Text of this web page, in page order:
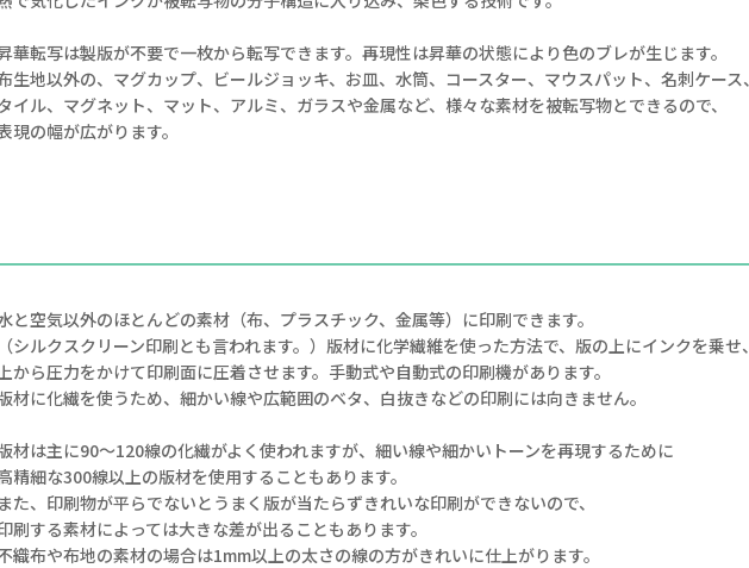
華転写は製版が不要で一枚から転写できます。再現性は昇華の状態により色のブレが生じます。
生地以外の、マグカップ、ビールジョッキ、お皿、水筒、コースター、マウスパット、名刺ケース、
イル、マグネット、マット、アルミ、ガラスや金属など、様々な素材を被転写物とできるので、
現の幅が広がります。
と空気以外のほとんどの素材（布、プラスチック、金属等）に印刷できます。
（シルクスクリーン印刷とも言われます。）版材に化学繊維を使った方法で、版の上にインクを乗せ、
上から圧力をかけて印刷面に圧着させます。手動式や自動式の印刷機があります。
材に化繊を使うため、細かい線や広範囲のベタ、白抜きなどの印刷には向きません。
材は主に90～120線の化繊がよく使われますが、細い線や細かいトーンを再現するために
精細な300線以上の版材を使用することもあります。
また、印刷物が平らでないとうまく版が当たらずきれいな印刷ができないので、
刷する素材によっては大きな差が出ることもあります。
織布や布地の素材の場合は1mm以上の太さの線の方がきれいに仕上がります。